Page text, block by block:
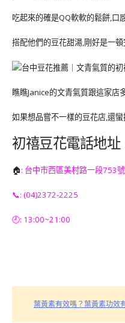
吃起來的確是QQ軟軟的鬆餅,口
搭配他們的豆花甜湯,剛好是一
瞧瞧Janice的文青氣質跟這家店
如果想品嘗不一樣的豆花店,還
初禧豆花電話地址
🏠: 台中市西區美村路一段753號
📞: (04)2372-2225
🕘: 13:00~21:00
葉黃素有效嗎？葉黃素功效